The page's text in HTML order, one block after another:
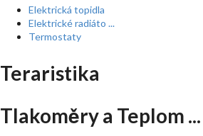
Elektrická topidla
Elektrické radiáto ...
Termostaty
Teraristika
Tlakoměry a Teplom ...